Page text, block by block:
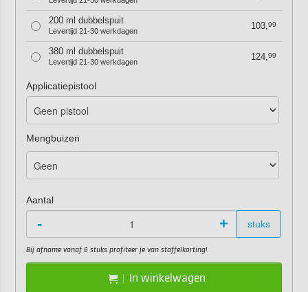
200 ml dubbelspuit
Levertijd 21-30 werkdagen 103,99
380 ml dubbelspuit
Levertijd 21-30 werkdagen 124,99
Applicatiepistool
Mengbuizen
Aantal
- + stuks
Bij afname vanaf 6 stuks profiteer je van staffelkorting!
In winkelwagen